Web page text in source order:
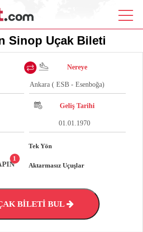
Sinop Uçak Bileti
Nereye
Geliş Tarihi
1
Tek Yön
Aktarmasız Uçuşlar
BİLETİ BUL